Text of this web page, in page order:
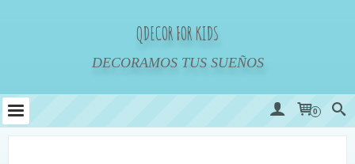
QDECOR FOR KIDS
DECORAMOS TUS SUEÑOS
0